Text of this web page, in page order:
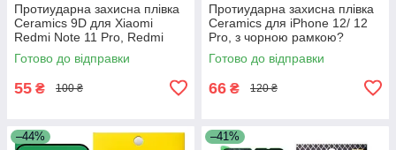
Протиударна захисна плівка
Ceramics 9D для Xiaomi
Redmi Note 11 Pro, Redmi
Note 11 Pro Plus, Redmi Note
11E Pro з чорною рамкою,
Готово до відправки
55 ₴ 100 ₴
Протиударна захисна плівка
Ceramics для iPhone 12/ 12
Pro, з чорною рамкою?
глянцева
Готово до відправки
66 ₴ 120 ₴
–44% –41%